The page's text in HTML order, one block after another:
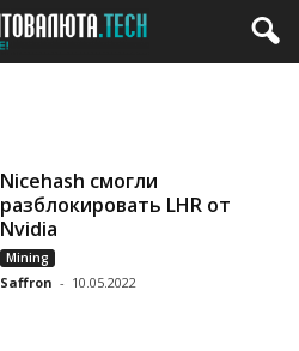
Nicehash смогли
разблокировать LHR от
Nvidia
Mining
Saffron - 10.05.2022